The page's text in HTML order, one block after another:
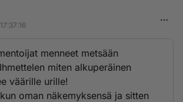
menneet metsään
miten alkuperäinen
väärille urille!
oman näkemyksensä ja sitten